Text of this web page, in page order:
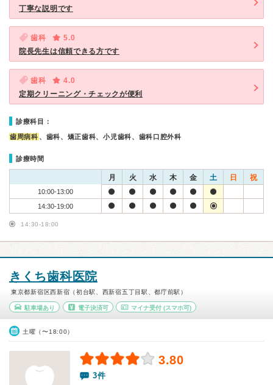
丁寧な説明です
歯科
5.0
院長先生は信頼できる方です
歯科
4.0
定期クリーニング・チェックが便利
診療科目：
歯周病科 、歯科、矯正歯科、小児歯科、歯科口腔外科
診療時間
月 火 水 木 金 土 日 祝
10:00-13:00
14:30-19:00
14:30-18:00
きくち歯科医院
東京都新宿区西新宿（初台駅、西新宿五丁目駅、都庁前駅）
駐車場あり 電子決済可 マイナ受付 (スマホ可)
土曜（〜18:00）
3.80
3件